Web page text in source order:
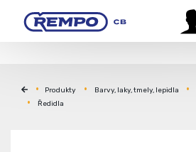
Produkty Barvy, laky, tmely, lepidla
Ředidla